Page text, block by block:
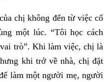
chị không đến từ việc cố
một lúc. “Tôi học cách
trò”. Khi làm việc, chị là
khi trở về nhà, chị đặt
làm một người mẹ, người